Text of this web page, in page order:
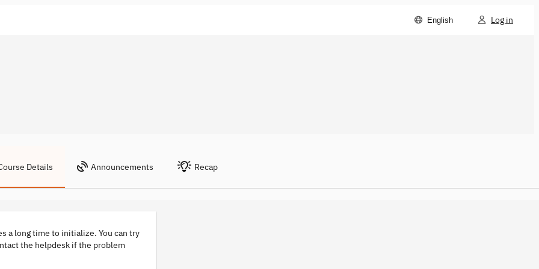
English Log in
Details Announcements Recap
a long time to initialize. You can try
the helpdesk if the problem